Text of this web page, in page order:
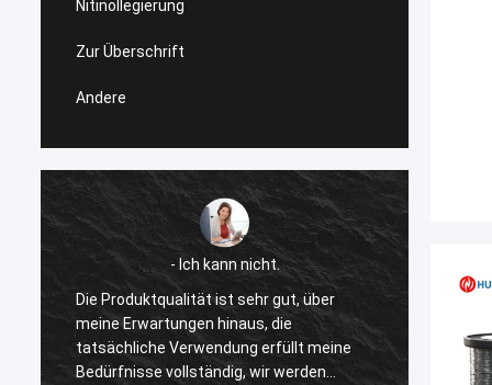
Nitinollegierung
Zur Überschrift
Andere
- Ich kann nicht.
Die Produktqualität ist sehr gut, über
meine Erwartungen hinaus, die
tatsächliche Verwendung erfüllt meine
Bedürfnisse vollständig, wir werden
Ich
sehr